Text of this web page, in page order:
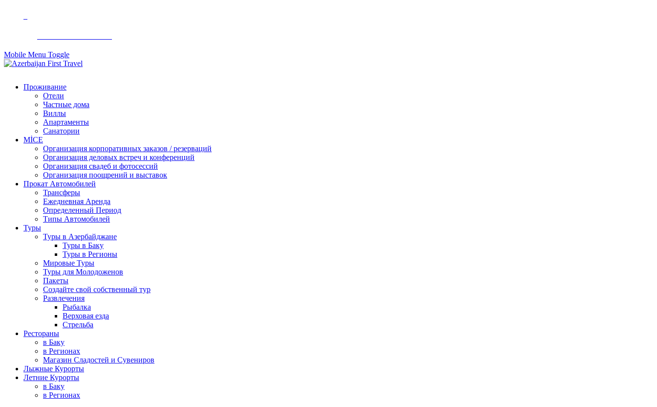
Mobile Menu Toggle
Проживание
Отели
Частные дома
Виллы
Апартаменты
Санатории
MİCE
Организация корпоративных заказов / резерваций
Организация деловых встреч и конференций
Организация свадеб и фотосессий
Организация поощрений и выставок
Прокат Автомобилей
Трансферы
Ежедневная Аренда
Определенный Период
Типы Автомобилей
Туры
Туры в Азербайджане
Туры в Баку
Туры в Регионы
Мировые Туры
Туры для Молодоженов
Пакеты
Создайте свой собственный тур
Развлечения
Рыбалка
Верховая езда
Стрельба
Рестораны
в Баку
в Регионах
Магазин Сладостей и Сувениров
Лыжные Курорты
Летние Курорты
в Баку
в Регионах